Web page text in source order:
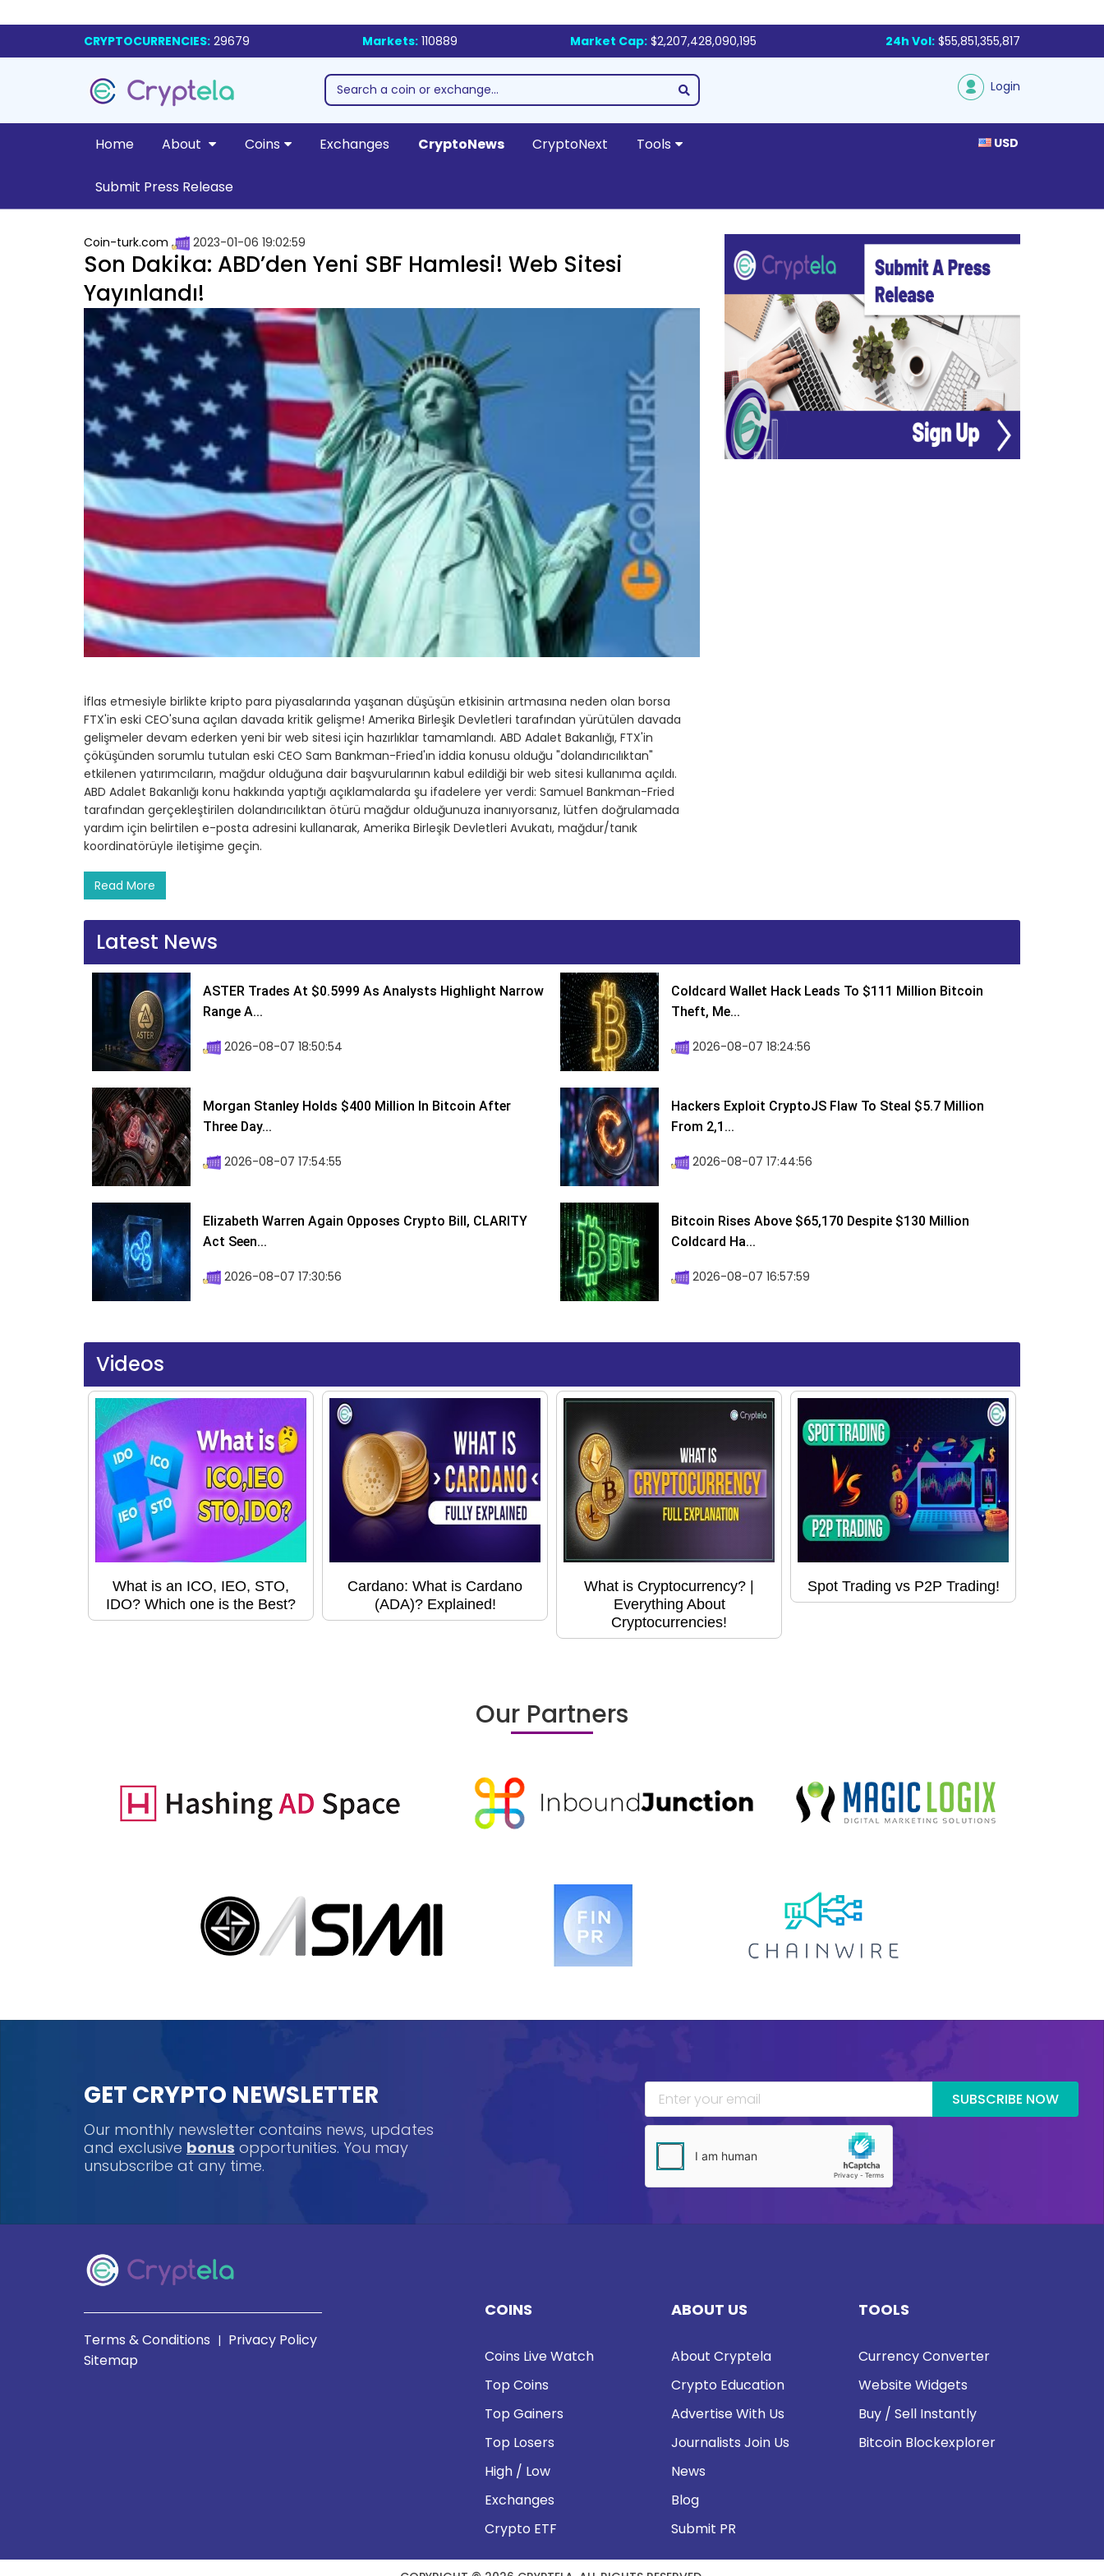
CRYPTOCURRENCIES: 29679 Markets: 110889 Market Cap: $2,207,428,090,195 24h Vol: $55,851,355,817
Login
Home About Coins Exchanges CryptoNews CryptoNext Tools
Submit Press Release
USD
Coin-turk.com 2023-01-06 19:02:59
Son Dakika: ABD’den Yeni SBF Hamlesi! Web Sitesi
Yayınlandı!
İflas etmesiyle birlikte kripto para piyasalarında yaşanan düşüşün etkisinin artmasına neden olan borsa
FTX'in eski CEO'suna açılan davada kritik gelişme! Amerika Birleşik Devletleri tarafından yürütülen davada
gelişmeler devam ederken yeni bir web sitesi için hazırlıklar tamamlandı. ABD Adalet Bakanlığı, FTX'in
çöküşünden sorumlu tutulan eski CEO Sam Bankman-Fried'ın iddia konusu olduğu "dolandırıcılıktan"
etkilenen yatırımcıların, mağdur olduğuna dair başvurularının kabul edildiği bir web sitesi kullanıma açıldı.
ABD Adalet Bakanlığı konu hakkında yaptığı açıklamalarda şu ifadelere yer verdi: Samuel Bankman-Fried
tarafından gerçekleştirilen dolandırıcılıktan ötürü mağdur olduğunuza inanıyorsanız, lütfen doğrulamada
yardım için belirtilen e-posta adresini kullanarak, Amerika Birleşik Devletleri Avukatı, mağdur/tanık
koordinatörüyle iletişime geçin.
Read More
Latest News
ASTER Trades At $0.5999 As Analysts Highlight Narrow
Range A...
2026-08-07 18:50:54
Coldcard Wallet Hack Leads To $111 Million Bitcoin
Theft, Me...
2026-08-07 18:24:56
Morgan Stanley Holds $400 Million In Bitcoin After
Three Day...
2026-08-07 17:54:55
Hackers Exploit CryptoJS Flaw To Steal $5.7 Million
From 2,1...
2026-08-07 17:44:56
Elizabeth Warren Again Opposes Crypto Bill, CLARITY
Act Seen...
2026-08-07 17:30:56
Bitcoin Rises Above $65,170 Despite $130 Million
Coldcard Ha...
2026-08-07 16:57:59
Videos
What is an ICO, IEO, STO,
IDO? Which one is the Best?
Cardano: What is Cardano
(ADA)? Explained!
What is Cryptocurrency? |
Everything About
Cryptocurrencies!
Spot Trading vs P2P Trading!
Our Partners
GET CRYPTO NEWSLETTER
Our monthly newsletter contains news, updates
and exclusive bonus opportunities. You may
unsubscribe at any time.
SUBSCRIBE NOW
Terms & Conditions | Privacy Policy
Sitemap
COINS
Coins Live Watch
Top Coins
Top Gainers
Top Losers
High / Low
Exchanges
Crypto ETF
ABOUT US
About Cryptela
Crypto Education
Advertise With Us
Journalists Join Us
News
Blog
Submit PR
TOOLS
Currency Converter
Website Widgets
Buy / Sell Instantly
Bitcoin Blockexplorer